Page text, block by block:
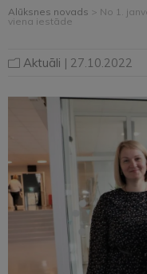
Alūksnes novads > No 1.
viena iestāde
Aktuāli | 27.10.2022